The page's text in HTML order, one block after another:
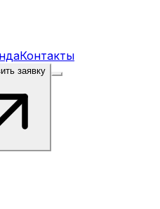
Контакты
заявку